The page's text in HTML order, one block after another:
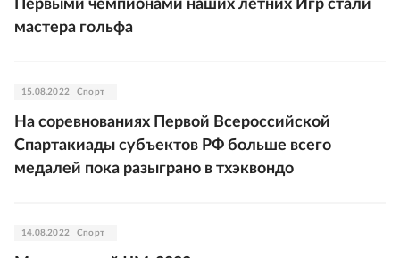
Первыми чемпионами наших летних Игр стали
мастера гольфа
15.08.2022 Спорт
На соревнованиях Первой Всероссийской
Спартакиады субъектов РФ больше всего
медалей пока разыграно в тхэквондо
14.08.2022 Спорт